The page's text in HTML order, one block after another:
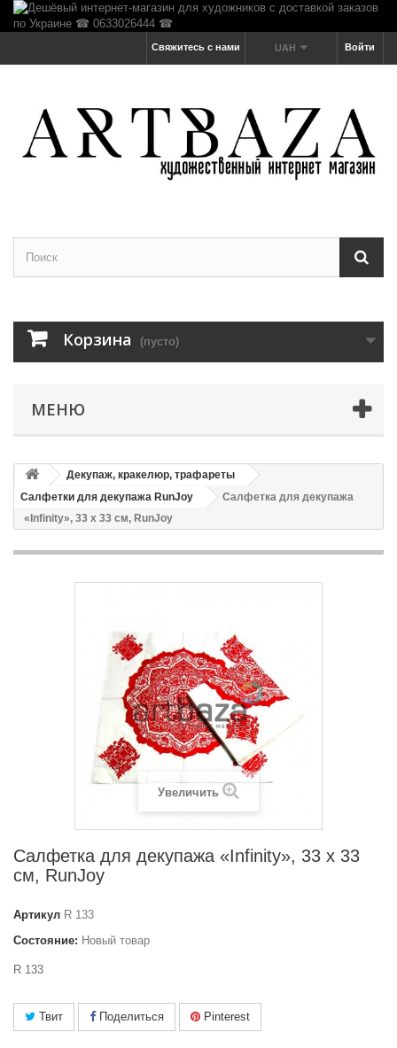
Войти
UAH
Свяжитесь с нами
Корзина (пусто)
МЕНЮ
Декупаж, кракелюр, трафареты
Салфетки для декупажа RunJoy
Салфетка для декупажа
«Infinity», 33 x 33 см, RunJoy
Увеличить
Салфетка для декупажа «Infinity», 33 x 33
см, RunJoy
Артикул R 133
Состояние: Новый товар
R 133
Твит Поделиться Pinterest